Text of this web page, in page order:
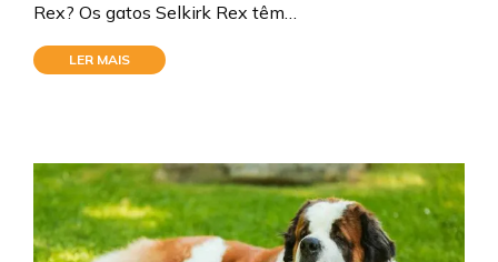
Rex? Os gatos Selkirk Rex têm…
LER MAIS